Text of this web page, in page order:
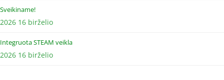
Sveikiname!
2026 16 birželio
Integruota STEAM veikla
2026 16 birželio